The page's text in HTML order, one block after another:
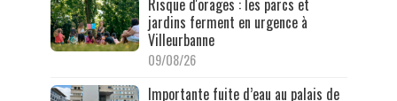
Risque d'orages : les parcs et
jardins ferment en urgence à
Villeurbanne
09/08/26
Importante fuite d’eau au palais de